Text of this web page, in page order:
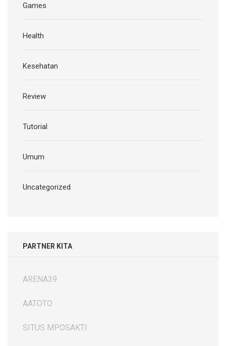
Games
Health
Kesehatan
Review
Tutorial
Umum
Uncategorized
PARTNER KITA
ARENA39
AATOTO
SITUS MPOSAKTI